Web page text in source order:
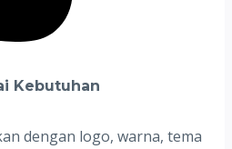
Kebutuhan
dengan logo, warna, tema